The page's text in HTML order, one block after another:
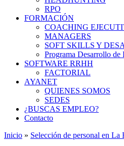
RPO
FORMACIÓN
COACHING
MANAGERS
SOFT SKILLS Y
Programa Desarrollo de
SOFTWARE RRHH
FACTORIAL
AYANET
QUIENES SOMOS
SEDES
¿BUSCAS EMPLEO?
Contacto
Inicio » Selección de personal en La